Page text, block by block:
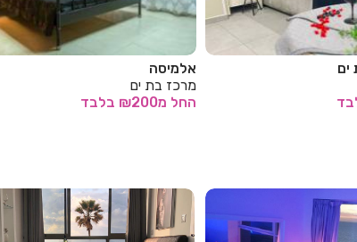
ים
אלמיסה
מרכז בת ים
החל מ₪200 בלבד